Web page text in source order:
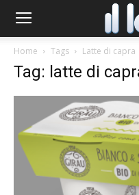
Home Tags Latte di capra
Tag: latte di